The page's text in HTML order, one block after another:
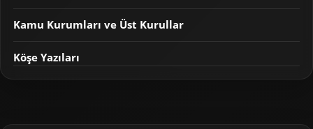
Kamu Kurumları ve Üst Kurullar
Köşe Yazıları